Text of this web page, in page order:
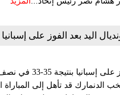
اليد بعد الفوز على إسبانيا 35 /
تأهل منتخب الدنمارك للنهائي للمرة الثانية على
الدنمارك قد تأهل إلى المباراة